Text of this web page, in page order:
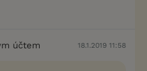
účtem 18.1.2019 11:58